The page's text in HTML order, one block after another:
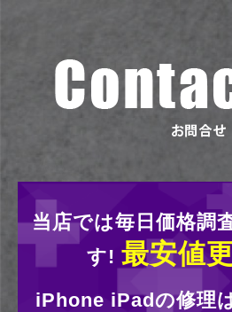
当店では毎日価格調
す! 最安値
iPhone iPadの修理